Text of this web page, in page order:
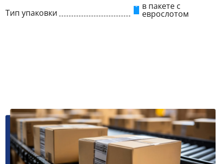
Тип упаковки
в пакете с
еврослотом